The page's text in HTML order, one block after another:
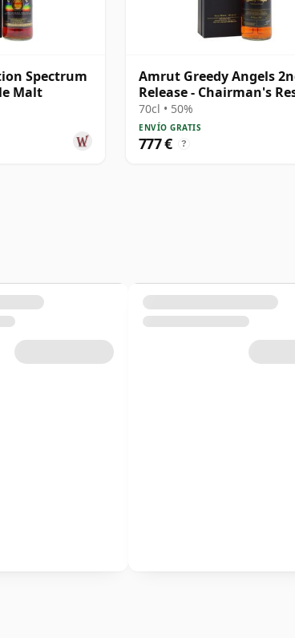
Spectrum
Malt
Amrut Greedy Angels
Release - Chairman's
8 años
70cl • 50%
ENVÍO GRATIS
777 € ?